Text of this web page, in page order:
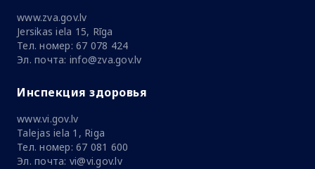
www.zva.gov.lv
Jersikas iela 15, Rīga
Тел. номер: 67 078 424
Эл. почта: info@zva.gov.lv
Инспекция здоровья
www.vi.gov.lv
Talejas iela 1, Riga
Тел. номер: 67 081 600
Эл. почта: vi@vi.gov.lv